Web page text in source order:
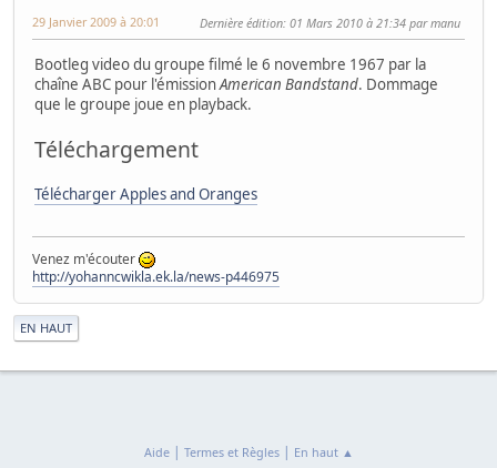
29 Janvier 2009 à 20:01 Dernière édition: 01 Mars 2010 à 21:34 par manu
Bootleg video du groupe filmé le 6 novembre 1967 par la
chaîne ABC pour l'émissionAmerican Bandstand. Dommage
que le groupe joue en playback.
Téléchargement
Télécharger Apples and Oranges
Venez m'écouter
http://yohanncwikla.ek.la/news-p446975
EN HAUT
Aide| Termes et Règles| En haut ▲